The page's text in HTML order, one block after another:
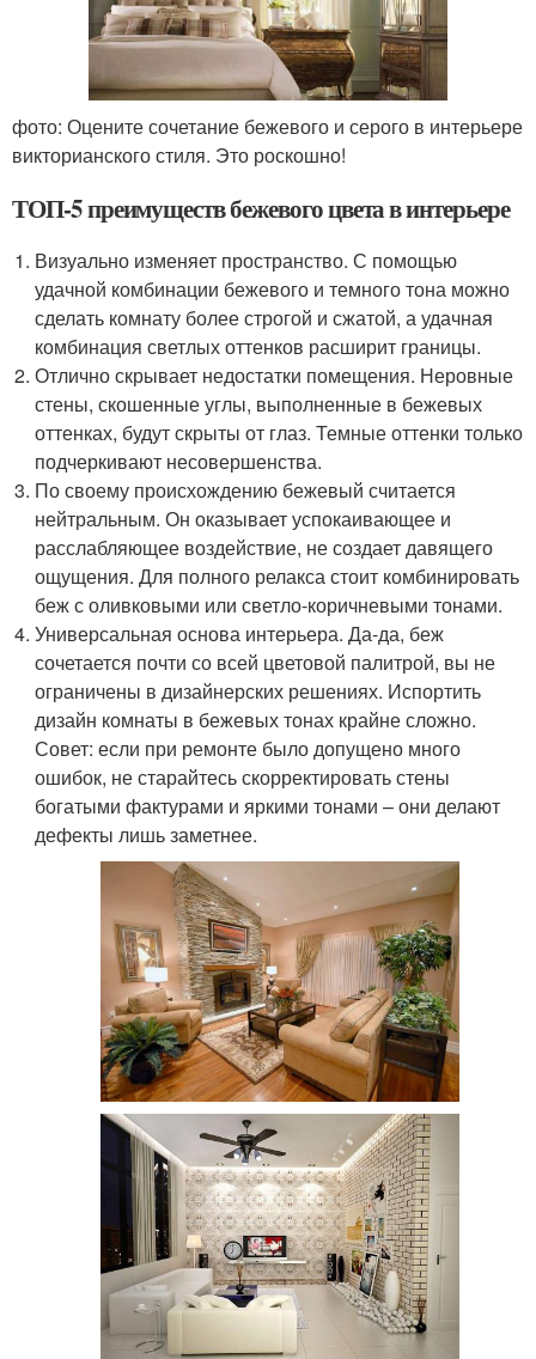
фото: Оцените сочетание бежевого и серого в интерьере
викторианского стиля. Это роскошно!
ТОП-5 преимуществ бежевого цвета в интерьере
Визуально изменяет пространство. С помощью
удачной комбинации бежевого и темного тона можно
сделать комнату более строгой и сжатой, а удачная
комбинация светлых оттенков расширит границы.
Отлично скрывает недостатки помещения. Неровные
стены, скошенные углы, выполненные в бежевых
оттенках, будут скрыты от глаз. Темные оттенки только
подчеркивают несовершенства.
По своему происхождению бежевый считается
нейтральным. Он оказывает успокаивающее и
расслабляющее воздействие, не создает давящего
ощущения. Для полного релакса стоит комбинировать
беж с оливковыми или светло-коричневыми тонами.
Универсальная основа интерьера. Да-да, беж
сочетается почти со всей цветовой палитрой, вы не
ограничены в дизайнерских решениях. Испортить
дизайн комнаты в бежевых тонах крайне сложно.
Совет: если при ремонте было допущено много
ошибок, не старайтесь скорректировать стены
богатыми фактурами и яркими тонами – они делают
дефекты лишь заметнее.